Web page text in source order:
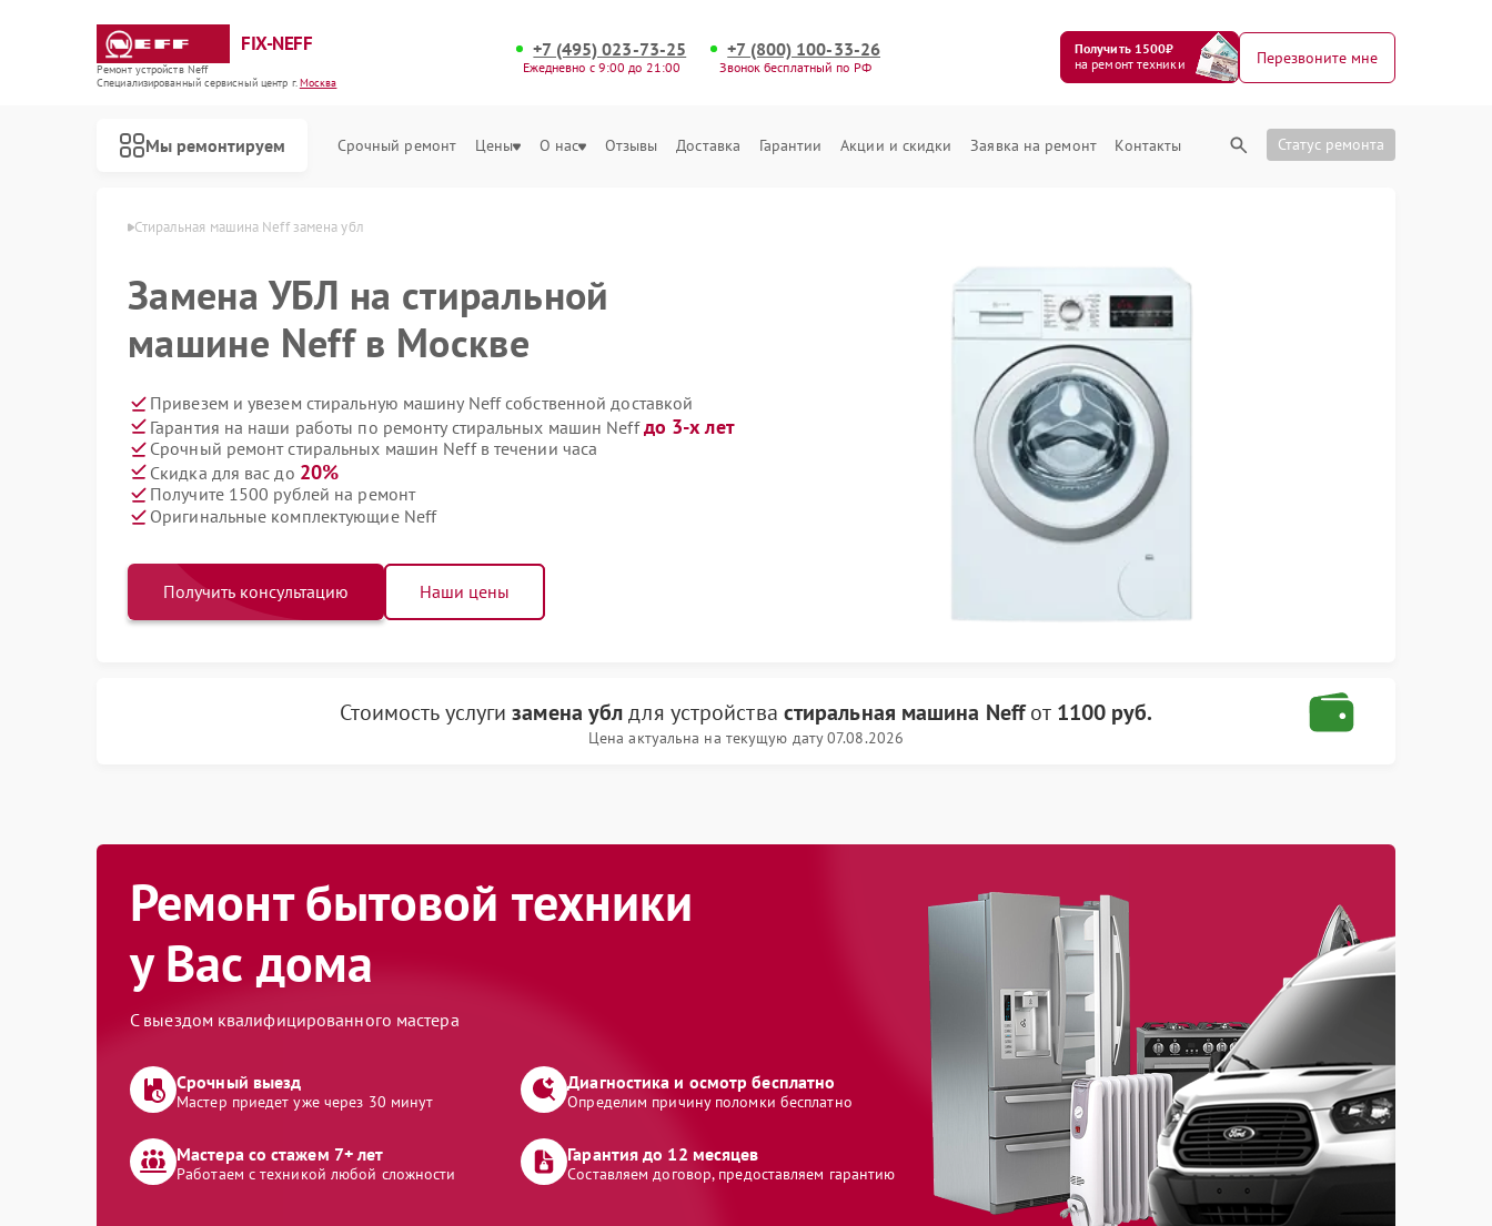
FIX-NEFF
Ремонт устройств Neff
Специализированный cервисный центр г.Москва
+7 (495) 023-73-25
Ежедневно с 9:00 до 21:00
+7 (800) 100-33-26
Звонок бесплатный по РФ
Получить 1500₽
на ремонт техники
Перезвоните мне
Мы ремонтируем Срочный ремонт Цены О нас Отзывы Доставка Гарантии Акции и скидки Заявка на ремонт Контакты Статус ремонта
Neff в Москве Стиральная машина Neff замена убл
Замена УБЛ на стиральной
машине Neff в Москве
Привезем и увезем стиральную машину Neff собственной доставкой
Гарантия на наши работы по ремонту стиральных машин Neffдо 3-х лет
Срочный ремонт стиральных машин Neff в течении часа
Скидка для вас до 20%
Получите 1500 рублей на ремонт
Оригинальные комплектующие Neff
Получить консультацию Наши цены
Стоимость услугизамена ублдля устройства стиральная машина Neffот 1100 руб.
Цена актуальна на текущую дату 07.08.2026
Ремонт бытовой техники
у Вас дома
С выездом квалифицированного мастера
Срочный выезд
Мастер приедет уже через 30 минут
Диагностика и осмотр бесплатно
Определим причину поломки бесплатно
Мастера со стажем 7+ лет
Работаем с техникой любой сложности
Гарантия до 12 месяцев
Составляем договор, предоставляем гарантию